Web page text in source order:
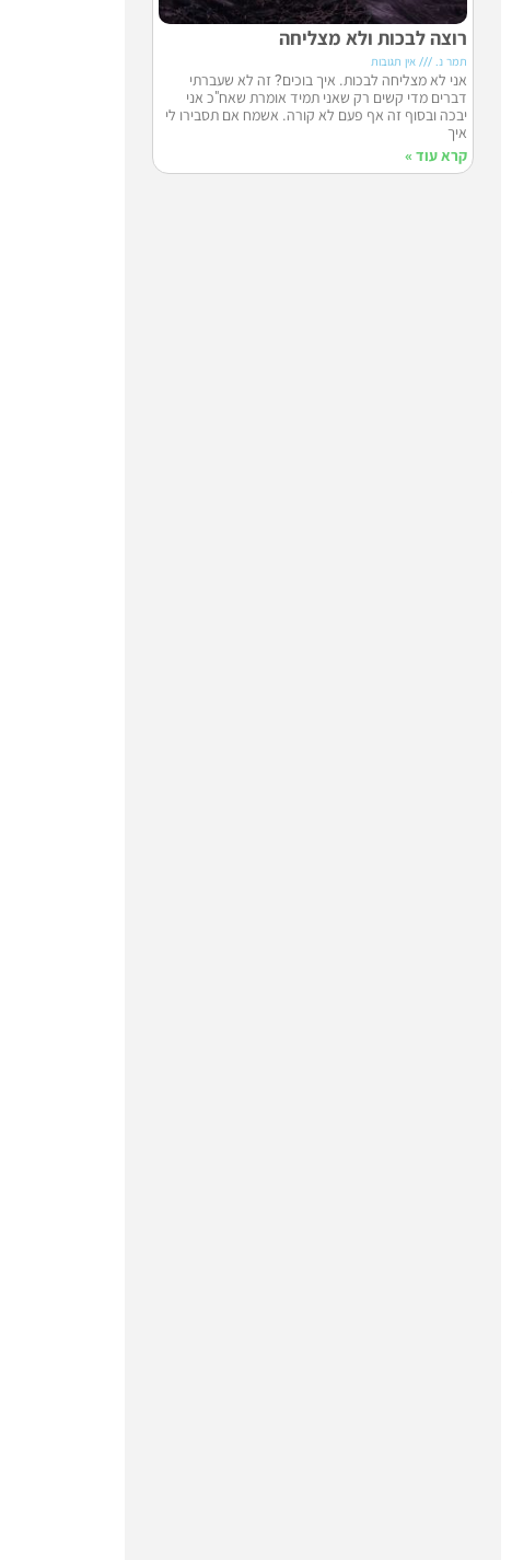
רוצה לבכות ולא מצליחה
תמר נ. אין תגובות
אני לא מצליחה לבכות. איך בוכים? זה לא שעברתי
דברים מדי קשים רק שאני תמיד אומרת שאח"כ אני
יבכה ובסוף זה אף פעם לא קורה. אשמח אם תסבירו לי
איך
קרא עוד »